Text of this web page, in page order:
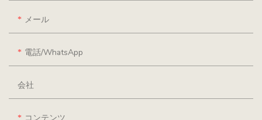
メール
電話/WhatsApp
会社